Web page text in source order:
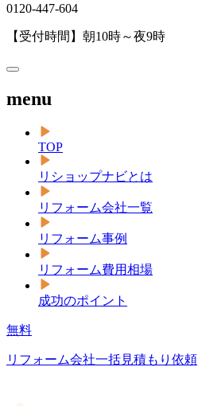
0120-447-604
【受付時間】朝10時～夜9時
menu
TOP
リショップナビとは
リフォーム会社一覧
リフォーム事例
リフォーム費用相場
成功のポイント
無料
リフォーム会社一括見積もり依頼